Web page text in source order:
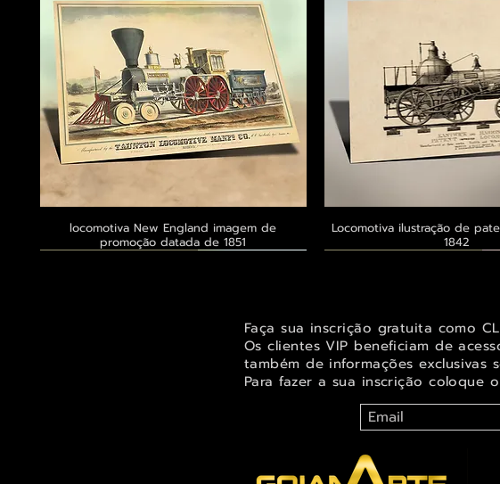
Visualização rápida
locomotiva New England imagem de
promoção datada de 1851
Visualização
Locomotiva ilustração de
1842
Faça sua inscrição gratuita como
Os clientes VIP beneficiam de
também de informações exclusivas
Para fazer a sua inscrição coloque